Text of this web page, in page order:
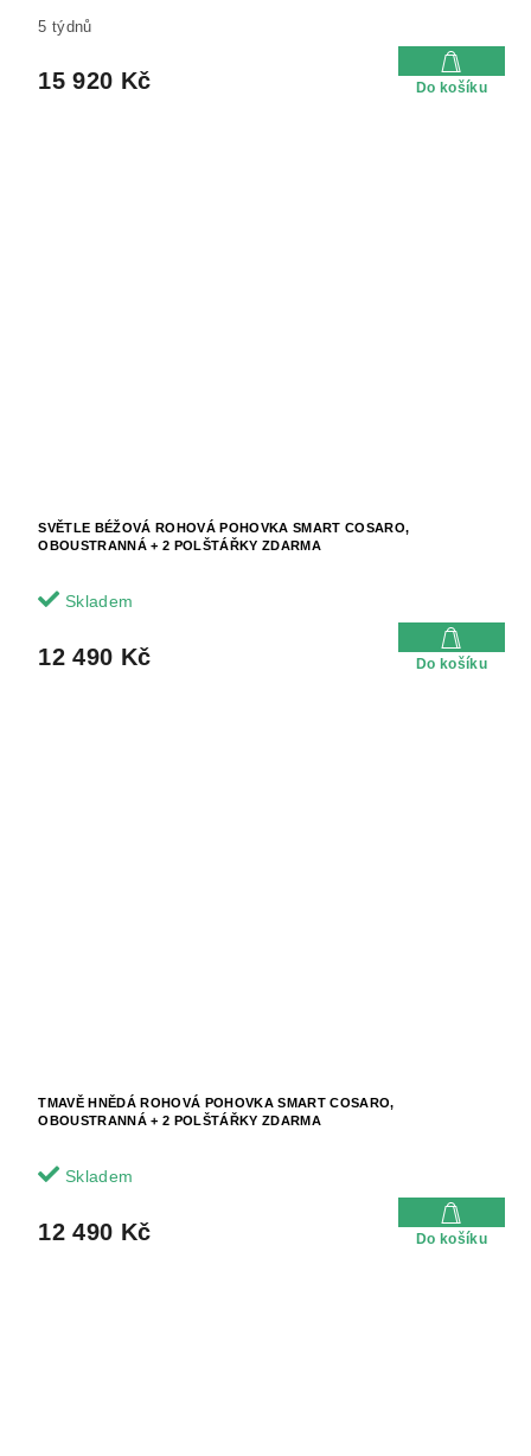
5 týdnů
15 920 Kč Do košíku
SVĚTLE BÉŽOVÁ ROHOVÁ POHOVKA SMART COSARO,
OBOUSTRANNÁ + 2 POLŠTÁŘKY ZDARMA
Skladem
12 490 Kč Do košíku
TMAVĚ HNĚDÁ ROHOVÁ POHOVKA SMART COSARO,
OBOUSTRANNÁ + 2 POLŠTÁŘKY ZDARMA
Skladem
12 490 Kč Do košíku